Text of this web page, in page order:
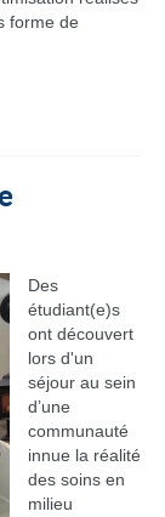
forme de
Des
étudiant(e)s
ont découvert
lors d'un
séjour au sein
d’une
communauté
innue la réalité
des soins en
milieu